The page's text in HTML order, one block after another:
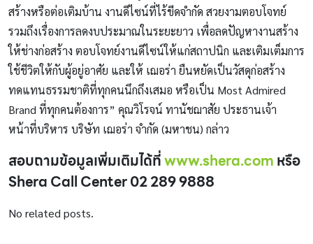
สร้างหรือต่อเติมบ้าน งานดีไซน์ที่ไร้ขีดจำกัด สวยงามตอบโจทย์
รวมถึงเรื่องการลดงบประมาณในระยะยาว เพื่อลดปัญหางานสร้าง
ให้ช่างก่อสร้าง ตอบโจทย์งานดีไซน์ให้แก่สถาปนิก และเติมเต็มการ
ใช้ชีวิตให้กับผู้อยู่อาศัย และให้ เฌอร่า ยืนหยัดเป็นวัสดุก่อสร้าง
ทดแทนธรรมชาติที่ทุกคนนึกถึงเสมอ หรือเป็น Most Admired
Brand ที่ทุกคนต้องการ” คุณวิโรจน์ ทานัชฌาสัย ประธานเจ้า
หน้าที่บริหาร บริษัท เฌอร่า จำกัด (มหาชน) กล่าว
สอบถามข้อมูลเพิ่มเติมได้ที่www.shera.comหรือ
Shera Call Center 02 289 9888
No related posts.